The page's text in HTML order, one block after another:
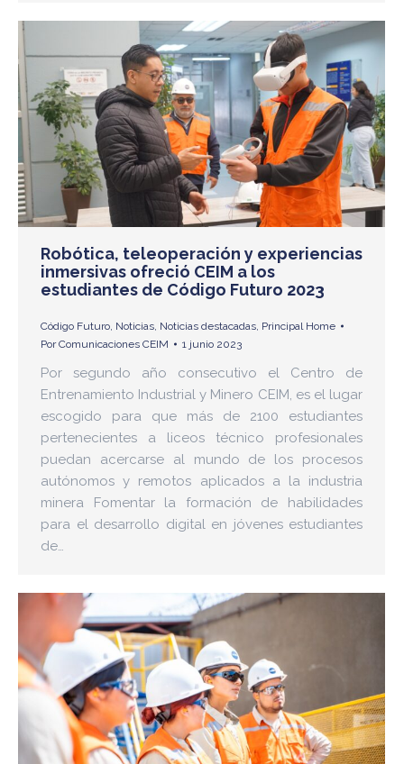
Robótica, teleoperación y experiencias
inmersivas ofreció CEIM a los
estudiantes de Código Futuro 2023
Código Futuro, Noticias, Noticias destacadas, Principal Home
PorComunicaciones CEIM 1 junio 2023
Por segundo año consecutivo el Centro de
Entrenamiento Industrial y Minero CEIM, es el lugar
escogido para que más de 2100 estudiantes
pertenecientes a liceos técnico profesionales
puedan acercarse al mundo de los procesos
autónomos y remotos aplicados a la industria
minera Fomentar la formación de habilidades
para el desarrollo digital en jóvenes estudiantes
de…